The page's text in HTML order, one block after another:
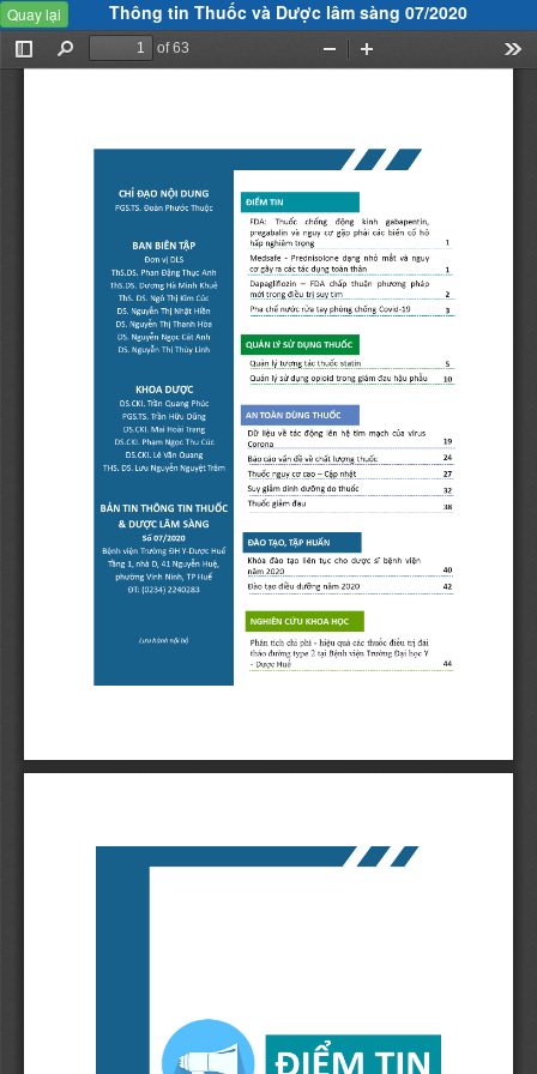
Quay lại Thông tin Thuốc và Dược lâm sàng 07/2020